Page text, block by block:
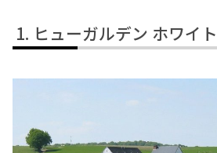
ヒューガルデン ホワイ